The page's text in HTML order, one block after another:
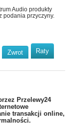
Audio produkty
podania przyczyny.
Zwrot
Raty
Przelewy24
transakcji online,